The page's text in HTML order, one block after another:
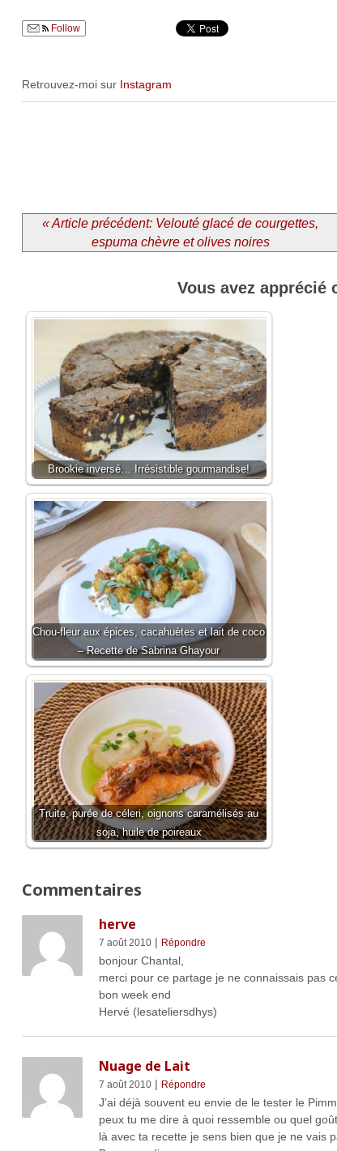
Follow
Retrouvez-moi sur Instagram
« Article précédent: Velouté glacé de courgettes,
espuma chèvre et olives noires
Vous avez apprécié
Brookie inversé… Irrésistible gourmandise!
Chou-fleur aux épices, cacahuètes et lait de coco
– Recette de Sabrina Ghayour
Truite, purée de céleri, oignons caramélisés au
soja, huile de poireaux
Commentaires
herve
7 août 2010| Répondre
bonjour Chantal,
merci pour ce partage je ne connaissais pas
bon week end
Hervé (lesateliersdhys)
Nuage de Lait
7 août 2010| Répondre
J’ai déjà souvent eu envie de le tester le
peux tu me dire à quoi ressemble ou quel
là avec ta recette je sens bien que je ne vais